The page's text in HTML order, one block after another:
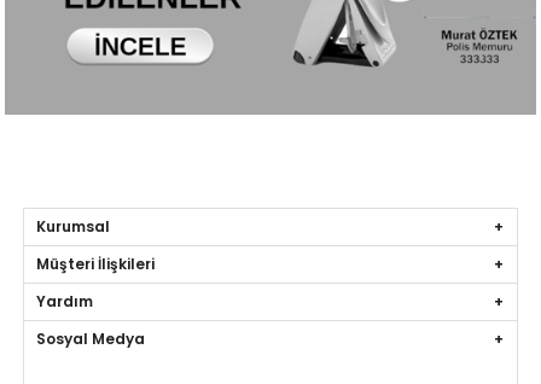
Kurumsal
Müşteri İlişkileri
Yardım
Sosyal Medya